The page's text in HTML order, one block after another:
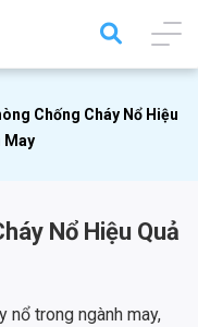
Chống Cháy Nổ Hiệu
May
Nổ Hiệu Quả
nổ trong ngành may,